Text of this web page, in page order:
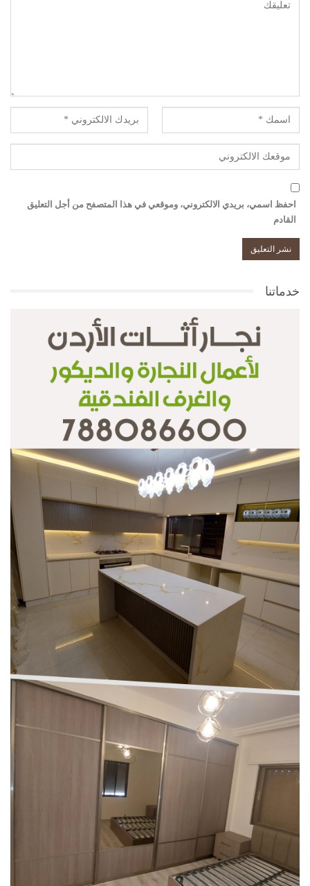
احفظ اسمي، بريدي الالكتروني، وموقعي في هذا المتصفح من أجل التعليق
القادم
خدماتنا